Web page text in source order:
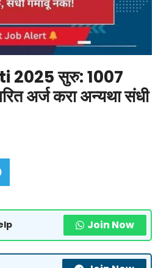
2025 सुरु: 1007
अर्ज करा अन्यथा संधी
Join Now